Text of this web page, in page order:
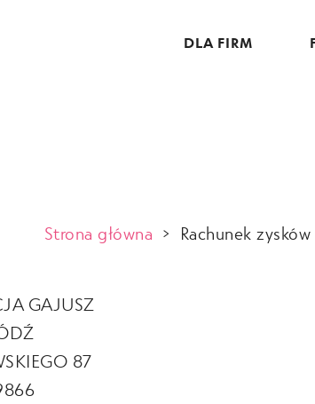
DLA FIRM
Strona główna > Rachunek
GAJUSZ
87